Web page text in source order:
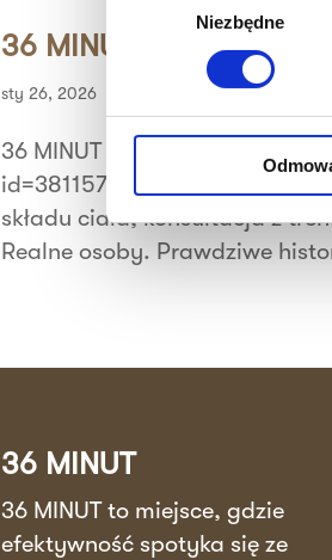
Niezbędne
36 MINUT Wałbrzych
sty 26, 2026
36 MINUT Wałbrzych
składu ciała, konsultacja z
Realne osoby. Prawdziwe
36 MINUT
36 MINUT to miejsce, gdzie
efektywność spotyka się ze